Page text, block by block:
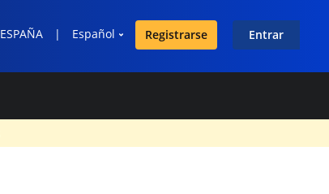
ESPAÑA | Español Registrarse Entrar